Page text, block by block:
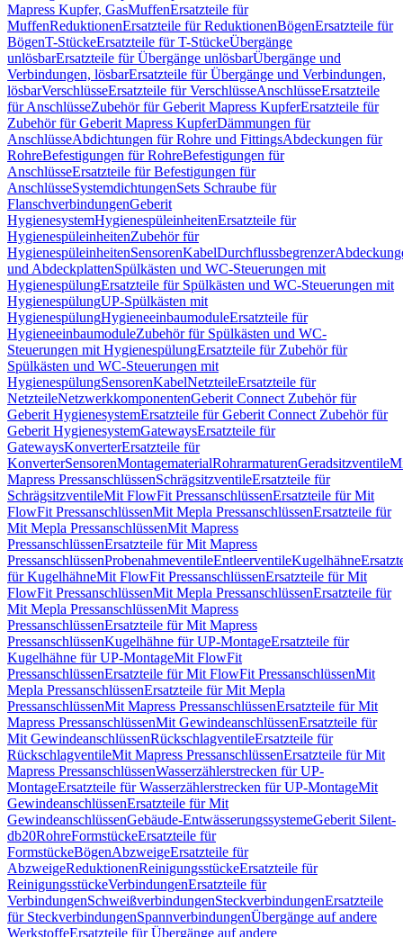
Mapress Kupfer, GasMuffenErsatzteile für
MuffenReduktionenErsatzteile für ReduktionenBögenErsatzteile für
BögenT-StückeErsatzteile für T-StückeÜbergänge
unlösbarErsatzteile für Übergänge unlösbarÜbergänge und
Verbindungen, lösbarErsatzteile für Übergänge und Verbindungen,
lösbarVerschlüsseErsatzteile für VerschlüsseAnschlüsseErsatzteile
für AnschlüsseZubehör für Geberit Mapress KupferErsatzteile für
Zubehör für Geberit Mapress KupferDämmungen für
AnschlüsseAbdichtungen für Rohre und FittingsAbdeckungen für
RohreBefestigungen für RohreBefestigungen für
AnschlüsseErsatzteile für Befestigungen für
AnschlüsseSystemdichtungenSets Schraube für
FlanschverbindungenGeberit
HygienesystemHygienespüleinheitenErsatzteile für
HygienespüleinheitenZubehör für
HygienespüleinheitenSensorenKabelDurchflussbegrenzer
und AbdeckplattenSpülkästen und WC-Steuerungen mit
HygienespülungErsatzteile für Spülkästen und WC-Steuerungen mit
HygienespülungUP-Spülkästen mit
HygienespülungHygieneeinbaumoduleErsatzteile für
HygieneeinbaumoduleZubehör für Spülkästen und WC-
Steuerungen mit HygienespülungErsatzteile für Zubehör für
Spülkästen und WC-Steuerungen mit
HygienespülungSensorenKabelNetzteileErsatzteile für
NetzteileNetzwerkkomponentenGeberit Connect Zubehör für
Geberit HygienesystemErsatzteile für Geberit Connect Zubehör für
Geberit HygienesystemGatewaysErsatzteile für
GatewaysKonverterErsatzteile für
KonverterSensorenMontagematerialRohrarmaturenGeradsitzventile
Mapress PressanschlüssenSchrägsitzventileErsatzteile für
SchrägsitzventileMit FlowFit PressanschlüssenErsatzteile für Mit
FlowFit PressanschlüssenMit Mepla PressanschlüssenErsatzteile für
Mit Mepla PressanschlüssenMit Mapress
PressanschlüssenErsatzteile für Mit Mapress
PressanschlüssenProbenahmeventileEntleerventileKugelhähne
für KugelhähneMit FlowFit PressanschlüssenErsatzteile für Mit
FlowFit PressanschlüssenMit Mepla PressanschlüssenErsatzteile für
Mit Mepla PressanschlüssenMit Mapress
PressanschlüssenErsatzteile für Mit Mapress
PressanschlüssenKugelhähne für UP-MontageErsatzteile für
Kugelhähne für UP-MontageMit FlowFit
PressanschlüssenErsatzteile für Mit FlowFit PressanschlüssenMit
Mepla PressanschlüssenErsatzteile für Mit Mepla
PressanschlüssenMit Mapress PressanschlüssenErsatzteile für Mit
Mapress PressanschlüssenMit GewindeanschlüssenErsatzteile für
Mit GewindeanschlüssenRückschlagventileErsatzteile für
RückschlagventileMit Mapress PressanschlüssenErsatzteile für Mit
Mapress PressanschlüssenWasserzählerstrecken für UP-
MontageErsatzteile für Wasserzählerstrecken für UP-MontageMit
GewindeanschlüssenErsatzteile für Mit
GewindeanschlüssenGebäude-EntwässerungssystemeGeberit Silent-
db20RohreFormstückeErsatzteile für
FormstückeBögenAbzweigeErsatzteile für
AbzweigeReduktionenReinigungsstückeErsatzteile für
ReinigungsstückeVerbindungenErsatzteile für
VerbindungenSchweißverbindungenSteckverbindungenErsatzteile
für SteckverbindungenSpannverbindungenÜbergänge auf andere
WerkstoffeErsatzteile für Übergänge auf andere